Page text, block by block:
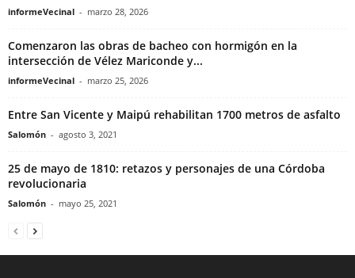
informeVecinal - marzo 28, 2026
Comenzaron las obras de bacheo con hormigón en la
intersección de Vélez Mariconde y...
informeVecinal - marzo 25, 2026
Entre San Vicente y Maipú rehabilitan 1700 metros de asfalto
Salomón - agosto 3, 2021
25 de mayo de 1810: retazos y personajes de una Córdoba
revolucionaria
Salomón - mayo 25, 2021